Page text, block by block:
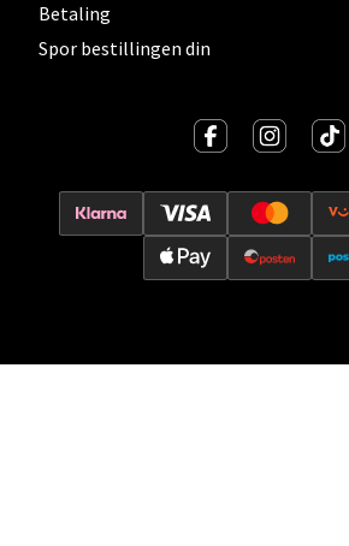
Betaling
Spor bestillingen din
Oslo - Thon Senter Storo
Vitaminveien 7 - 9, 0485 Oslo
Åpent i dag 10-21